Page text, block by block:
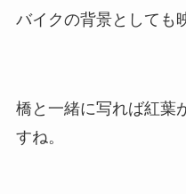
バイクの背景としても
橋と一緒に写れば紅葉
すね。